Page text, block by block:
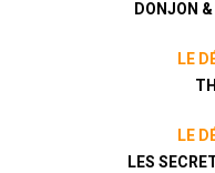
Le Dé Faussé
DONJON
LE
LE
LES